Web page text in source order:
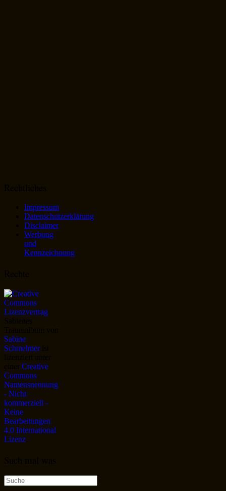
Impressum
Datenschutzerklärung
Disclaimer
Werbung
und
Kennzeichnung
Sabine
Schmelmerist
Creative
Commons
Namensnennung
- Nicht
kommerziell -
Keine
Bearbeitungen
4.0 International
Lizenz
Suche
nach: